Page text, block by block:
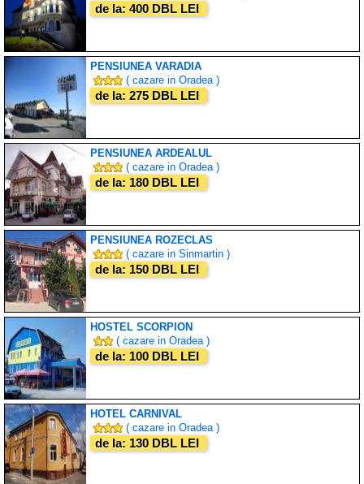
de la: 400 DBL LEI
PENSIUNEA VARADIA
( cazare in Oradea )
de la: 275 DBL LEI
PENSIUNEA ARDEALUL
( cazare in Oradea )
de la: 180 DBL LEI
PENSIUNEA ROZECLAS
( cazare in Sinmartin )
de la: 150 DBL LEI
HOSTEL SCORPION
( cazare in Oradea )
de la: 100 DBL LEI
HOTEL CARNIVAL
( cazare in Oradea )
de la: 130 DBL LEI